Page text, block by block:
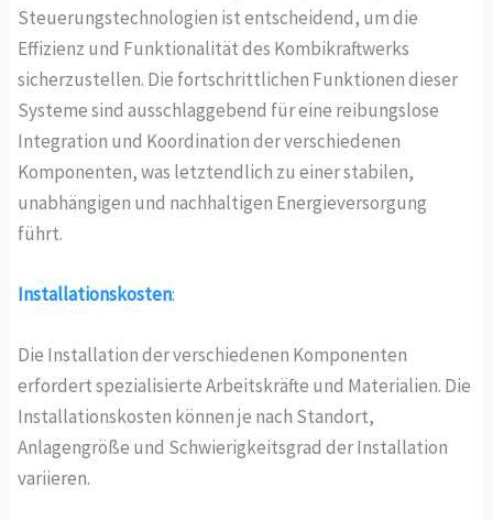
Steuerungstechnologien ist entscheidend, um die
Effizienz und Funktionalität des Kombikraftwerks
sicherzustellen. Die fortschrittlichen Funktionen dieser
Systeme sind ausschlaggebend für eine reibungslose
Integration und Koordination der verschiedenen
Komponenten, was letztendlich zu einer stabilen,
unabhängigen und nachhaltigen Energieversorgung
führt.
Installationskosten:
Die Installation der verschiedenen Komponenten
erfordert spezialisierte Arbeitskräfte und Materialien. Die
Installationskosten können je nach Standort,
Anlagengröße und Schwierigkeitsgrad der Installation
variieren.